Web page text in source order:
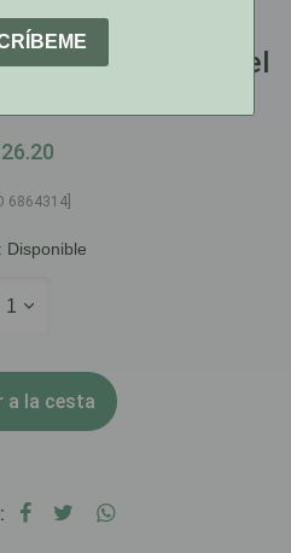
Crema Facial Piel
6864314]
Disponible
1
a la cesta